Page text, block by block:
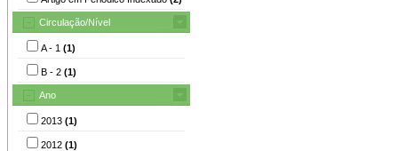
Circulação/Nível
A - 1 (1)
B - 2 (1)
Ano
2013 (1)
2012 (1)